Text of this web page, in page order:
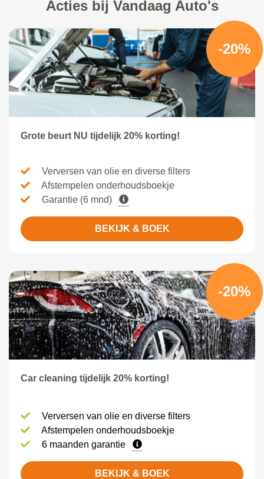
Acties bij Vandaag Auto's
-20%
Grote beurt NU tijdelijk 20% korting!
Verversen van olie en diverse filters
Afstempelen onderhoudsboekje
Garantie (6 mnd)
BEKIJK & BOEK
-20%
Car cleaning tijdelijk 20% korting!
Verversen van olie en diverse filters
Afstempelen onderhoudsboekje
6 maanden garantie
BEKIJK & BOEK